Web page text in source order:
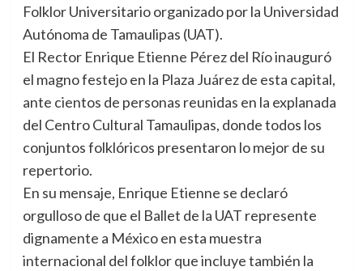
Folklor Universitario organizado por la Universidad
Autónoma de Tamaulipas (UAT).
El Rector Enrique Etienne Pérez del Río inauguró
el magno festejo en la Plaza Juárez de esta capital,
ante cientos de personas reunidas en la explanada
del Centro Cultural Tamaulipas, donde todos los
conjuntos folklóricos presentaron lo mejor de su
repertorio.
En su mensaje, Enrique Etienne se declaró
orgulloso de que el Ballet de la UAT represente
dignamente a México en esta muestra
internacional del folklor que incluye también la